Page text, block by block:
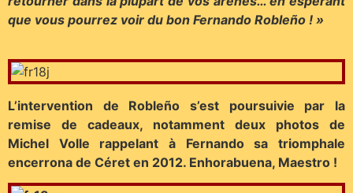
que vous pourrez voir du bon Fernando Robleño ! »
L’intervention de Robleño s’est poursuivie par la
remise de cadeaux, notamment deux photos de
Michel Volle rappelant à Fernando sa triomphale
encerrona de Céret en 2012. Enhorabuena, Maestro !